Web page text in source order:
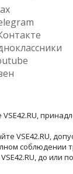
VSE42.RU,
соблюдении
до или